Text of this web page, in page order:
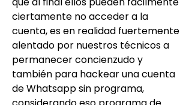
ciertamente no acceder a la
cuenta, es en realidad fuertemente
alentado por nuestros técnicos a
permanecer concienzudo y
también para hackear una cuenta
de Whatsapp sin programa,